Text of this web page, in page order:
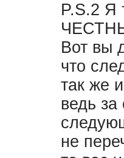
P.S.2 Я
Вот вы
что
так же
ведь
не